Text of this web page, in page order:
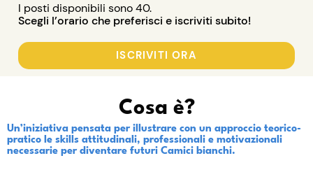
I posti disponibili sono 40.
Scegli l’orario che preferisci e iscriviti subito!
ISCRIVITI ORA
Cosa è?
Un’iniziativa pensata per illustrare con un approccio teorico-
pratico le skills attitudinali, professionali e motivazionali
necessarie per diventare futuri Camici bianchi.